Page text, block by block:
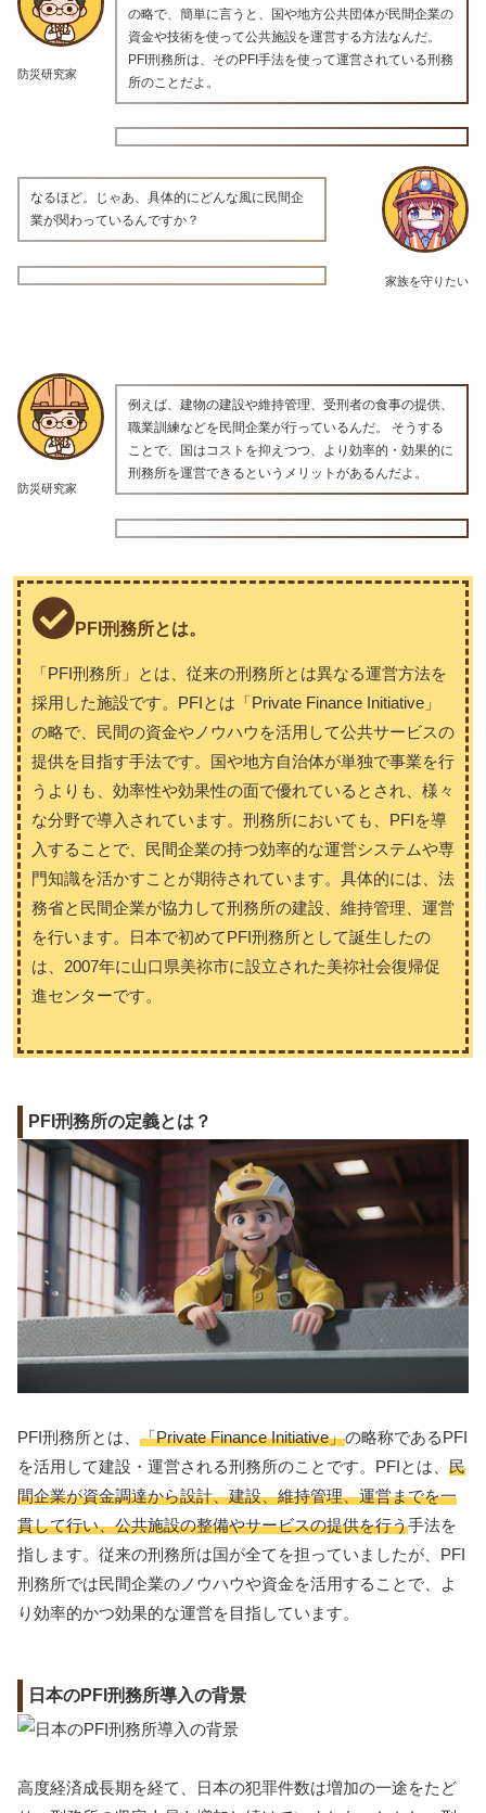
防災研究家
の略で、簡単に言うと、国や地方公共団体が民間企業の
資金や技術を使って公共施設を運営する方法なんだ。
PFI刑務所は、そのPFI手法を使って運営されている刑務
所のことだよ。
家族を守りたい
なるほど。じゃあ、具体的にどんな風に民間企
業が関わっているんですか？
防災研究家
例えば、建物の建設や維持管理、受刑者の食事の提供、
職業訓練などを民間企業が行っているんだ。 そうする
ことで、国はコストを抑えつつ、より効率的・効果的に
刑務所を運営できるというメリットがあるんだよ。
PFI刑務所とは。
「PFI刑務所」とは、従来の刑務所とは異なる運営方法を
採用した施設です。PFIとは「Private Finance Initiative」
の略で、民間の資金やノウハウを活用して公共サービスの
提供を目指す手法です。国や地方自治体が単独で事業を行
うよりも、効率性や効果性の面で優れているとされ、様々
な分野で導入されています。刑務所においても、PFIを導
入することで、民間企業の持つ効率的な運営システムや専
門知識を活かすことが期待されています。具体的には、法
務省と民間企業が協力して刑務所の建設、維持管理、運営
を行います。日本で初めてPFI刑務所として誕生したの
は、2007年に山口県美祢市に設立された美祢社会復帰促
進センターです。
PFI刑務所の定義とは？
PFI刑務所とは、 「Private Finance Initiative」の略称であるPFI
を活用して建設・運営される刑務所のことです。PFIとは、 民
間企業が資金調達から設計、建設、維持管理、運営までを一
貫して行い、公共施設の整備やサービスの提供を行う手法を
指します。従来の刑務所は国が全てを担っていましたが、PFI
刑務所では民間企業のノウハウや資金を活用することで、よ
り効率的かつ効果的な運営を目指しています。
日本のPFI刑務所導入の背景
高度経済成長期を経て、日本の犯罪件数は増加の一途をたど